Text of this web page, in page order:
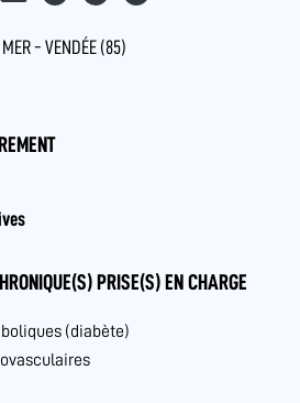
- VENDÉE (85)
PRISE(S) EN CHARGE
(diabète)